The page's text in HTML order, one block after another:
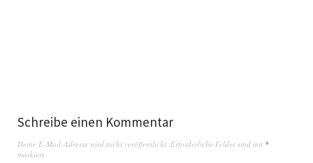
Schreibe einen Kommentar
Deine E-Mail-Adresse wird nicht veröffentlicht. Erforderliche Felder sind mit *
markiert